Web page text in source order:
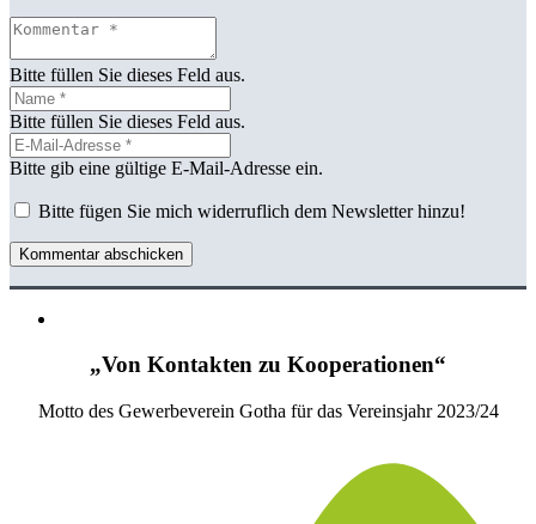
Bitte füllen Sie dieses Feld aus.
Bitte füllen Sie dieses Feld aus.
Bitte gib eine gültige E-Mail-Adresse ein.
Bitte fügen Sie mich widerruflich dem Newsletter hinzu!
Kommentar abschicken
„Von Kontakten zu Kooperationen“
Motto des Gewerbeverein Gotha für das Vereinsjahr 2023/24